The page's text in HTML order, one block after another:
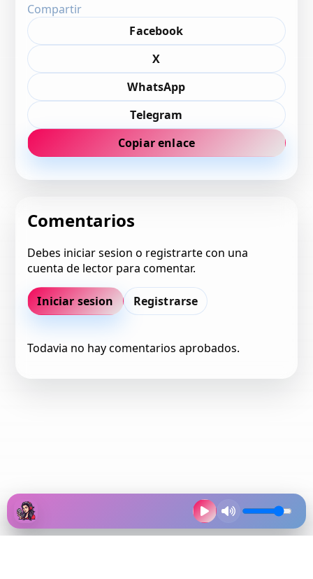
Compartir
Facebook
X
WhatsApp
Telegram
Copiar enlace
Comentarios
Debes iniciar sesion o registrarte con una
cuenta de lector para comentar.
Iniciar sesion Registrarse
Todavia no hay comentarios aprobados.